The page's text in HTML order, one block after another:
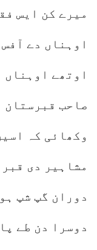
میرے کن ایس
اوہناں دے
اوتھے اوہناں
صاحب قبرستان
وکھائی کہ
مشاہیر دی
دوران گپ شپ
دوسرا دن طے